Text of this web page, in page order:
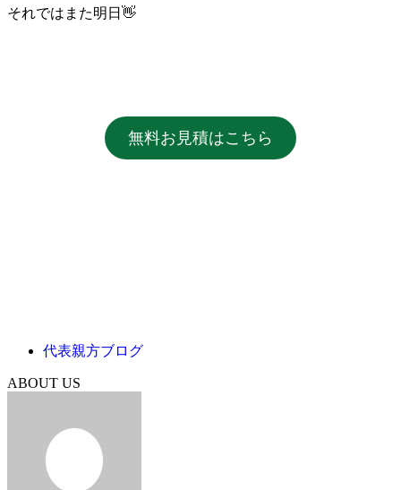
それではまた明日👋
無料お見積はこちら
代表親方ブログ
ABOUT US